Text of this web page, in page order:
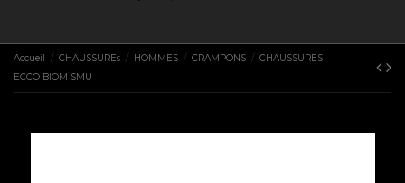
Accueil CHAUSSUREs HOMMES CRAMPONS
CHAUSSURES
ECCO BIOM SMU